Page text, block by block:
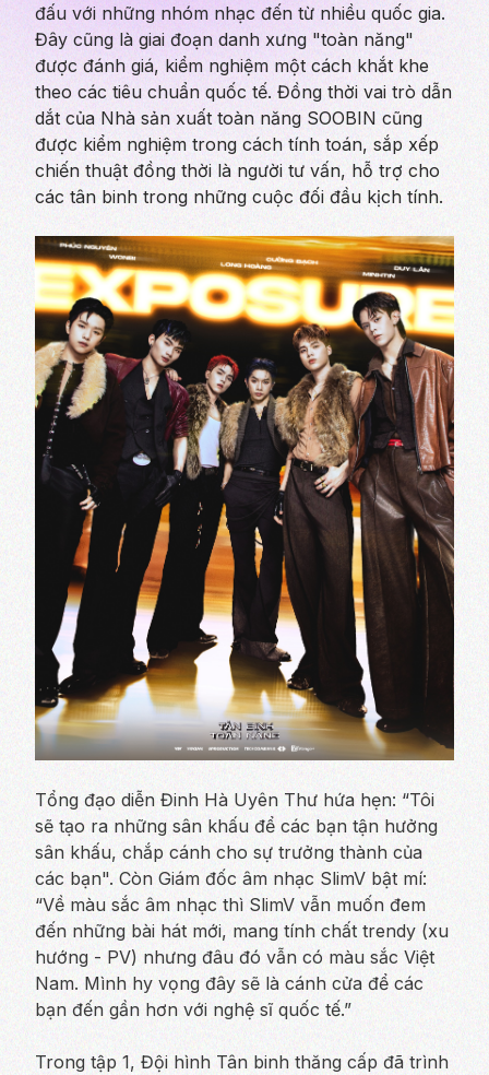
đấu với những nhóm nhạc đến từ nhiều quốc gia.
Đây cũng là giai đoạn danh xưng "toàn năng"
được đánh giá, kiểm nghiệm một cách khắt khe
theo các tiêu chuẩn quốc tế. Đồng thời vai trò dẫn
dắt của Nhà sản xuất toàn năng SOOBIN cũng
được kiểm nghiệm trong cách tính toán, sắp xếp
chiến thuật đồng thời là người tư vấn, hỗ trợ cho
các tân binh trong những cuộc đối đầu kịch tính.
Tổng đạo diễn Đinh Hà Uyên Thư hứa hẹn: “Tôi
sẽ tạo ra những sân khấu để các bạn tận hưởng
sân khấu, chắp cánh cho sự trưởng thành của
các bạn". Còn Giám đốc âm nhạc SlimV bật mí:
“Về màu sắc âm nhạc thì SlimV vẫn muốn đem
đến những bài hát mới, mang tính chất trendy (xu
hướng - PV) nhưng đâu đó vẫn có màu sắc Việt
Nam. Mình hy vọng đây sẽ là cánh cửa để các
bạn đến gần hơn với nghệ sĩ quốc tế.”
Trong tập 1, Đội hình Tân binh thăng cấp đã trình